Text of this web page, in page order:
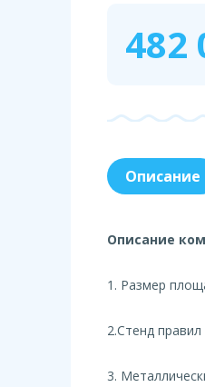
482
Описание
Описание
1. Размер
2.Стенд
3.